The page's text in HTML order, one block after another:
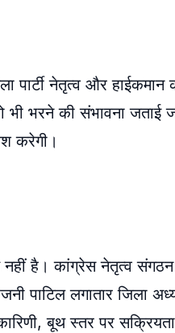
पार्टी नेतृत्व और हाईकमान
भरने की संभावना जताई
करेगी।
नहीं है। कांग्रेस नेतृत्व
पाटिल लगातार जिला
बूथ स्तर पर